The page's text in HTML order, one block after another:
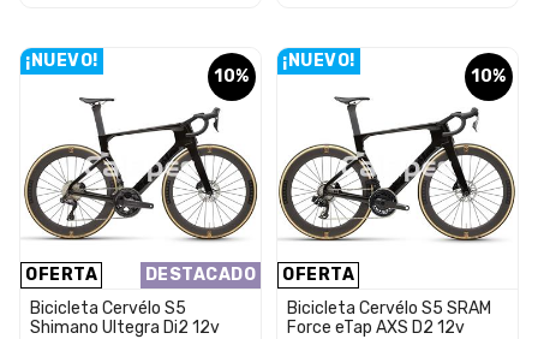
10%
OFERTA DESTACADO
¡NUEVO!
Bicicleta Cervélo S5
Shimano Ultegra Di2 12v
10%
OFERTA
¡NUEVO!
Bicicleta Cervélo S5 SRAM
Force eTap AXS D2 12v